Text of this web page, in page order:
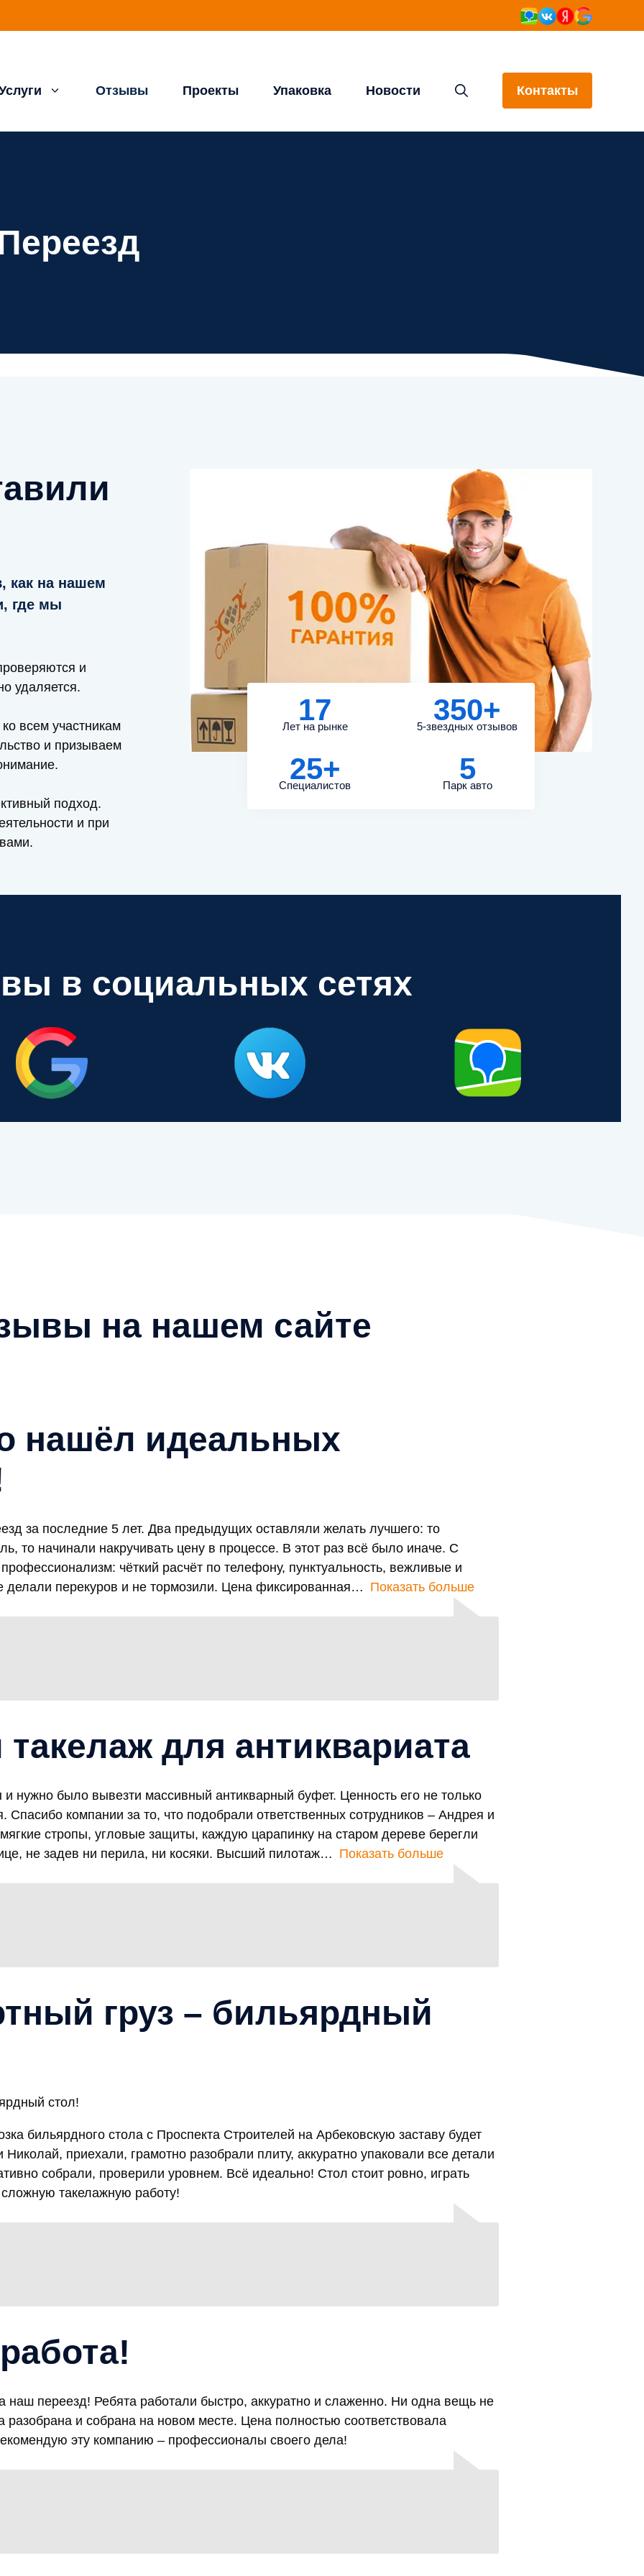
Отзывы Проекты Упаковка Новости Контакты
как на нашем
где мы
и
удаляется.
всем участникам
и призываем
подход.
и при
17
Лет на рынке 350+
5-звездных отзывов
25+
Специалистов 5
Парк авто
в социальных сетях
на нашем сайте
нашёл идеальных
за последние 5 лет. Два предыдущих оставляли желать лучшего: то
то начинали накручивать цену в процессе. В этот раз всё было иначе. С
чёткий расчёт по телефону, пунктуальность, вежливые и
делали перекуров и не тормозили. Цена фиксированная
Показать больше
для антиквариата
нужно было вывезти массивный антикварный буфет. Ценность его не только
Спасибо компании за то, что подобрали ответственных сотрудников – Андрея и
стропы, угловые защиты, каждую царапинку на старом дереве берегли
не задев ни перила, ни косяки. Высший пилотаж
Показать больше
груз – бильярдный
стол!
бильярдного стола с Проспекта Строителей на Арбековскую заставу будет
приехали, грамотно разобрали плиту, аккуратно упаковали все детали
собрали, проверили уровнем. Всё идеально! Стол стоит ровно, играть
такелажную работу!
наш переезд! Ребята работали быстро, аккуратно и слаженно. Ни одна вещь не
и собрана на новом месте. Цена полностью соответствовала
эту компанию – профессионалы своего дела!